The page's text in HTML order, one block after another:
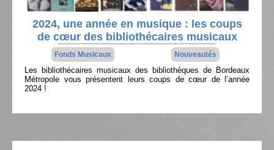
2024, une année en musique : les coups
de cœur des bibliothécaires musicaux
Fonds Musicaux Nouveautés
Les bibliothécaires musicaux des bibliothèques de Bordeaux
Métropole vous présentent leurs coups de cœur de l’année
2024 !